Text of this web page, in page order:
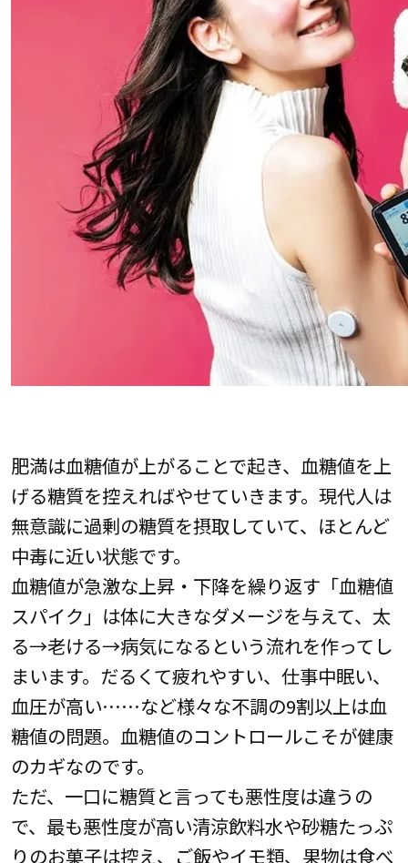
肥満は血糖値が上がることで起き、血糖値を上
げる糖質を控えればやせていきます。現代人は
無意識に過剰の糖質を摂取していて、ほとんど
中毒に近い状態です。
血糖値が急激な上昇・下降を繰り返す「血糖値
スパイク」は体に大きなダメージを与えて、太
る→老ける→病気になるという流れを作ってし
まいます。だるくて疲れやすい、仕事中眠い、
血圧が高い……など様々な不調の9割以上は血
糖値の問題。血糖値のコントロールこそが健康
のカギなのです。
ただ、一口に糖質と言っても悪性度は違うの
で、最も悪性度が高い清涼飲料水や砂糖たっぷ
りのお菓子は控え、ご飯やイモ類、果物は食べ